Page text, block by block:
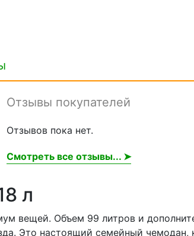
Отзывы покупателей
Отзывов пока нет.
Смотреть все отзывы... ➤
л
вещей. Объем 99 литров и
Это настоящий семейный